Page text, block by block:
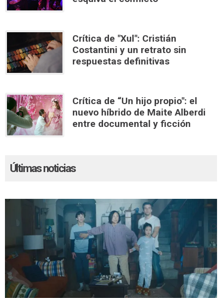
Crítica de "Xul": Cristián
Costantini y un retrato sin
respuestas definitivas
Crítica de “Un hijo propio": el
nuevo híbrido de Maite Alberdi
entre documental y ficción
Últimas noticias